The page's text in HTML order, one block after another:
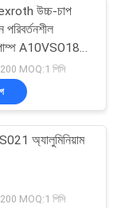
উচ্চ-চাপ
পরিবর্তনশীল
A10VSO18
অংশ।
MOQ:1 পিসি
অ্যালুমিনিয়াম
MOQ:1 পিসি